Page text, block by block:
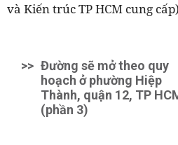
và Kiến trúc TP HCM cung
>> Đường sẽ mở theo quy
hoạch ở phường Hiệp
Thành, quận 12, TP
(phần 3)